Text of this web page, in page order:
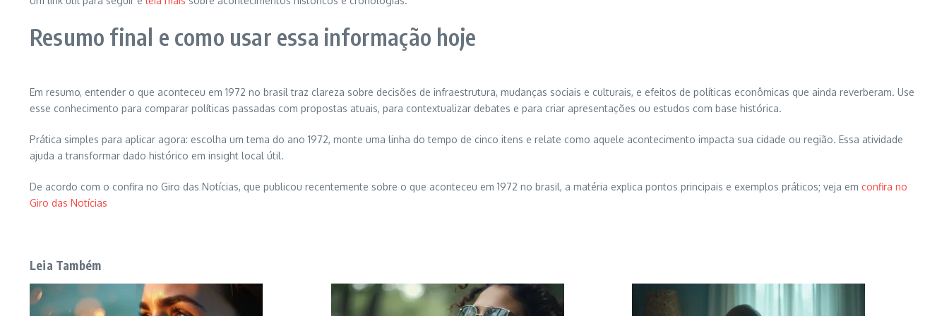
Resumo final e como usar essa informação hoje
Em resumo, entender o que aconteceu em 1972 no brasil traz clareza sobre decisões de infraestrutura, mudanças sociais e culturais, e efeitos de políticas econômicas que ainda reverberam. Use
esse conhecimento para comparar políticas passadas com propostas atuais, para contextualizar debates e para criar apresentações ou estudos com base histórica.
Prática simples para aplicar agora: escolha um tema do ano 1972, monte uma linha do tempo de cinco itens e relate como aquele acontecimento impacta sua cidade ou região. Essa atividade
ajuda a transformar dado histórico em insight local útil.
De acordo com o confira no Giro das Notícias, que publicou recentemente sobre o que aconteceu em 1972 no brasil, a matéria explica pontos principais e exemplos práticos; veja em confira no
Giro das Notícias
Leia Também